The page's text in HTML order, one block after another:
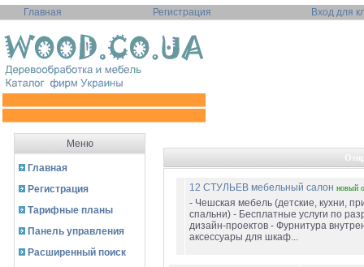
Главная Регистрация Вход для
Меню
Главная
Регистрация
Тарифные планы
Панель управления
Расширенный поиск
12 СТУЛЬЕВ мебельный салон новый
- Чешская мебель (детские, кухни,
спальни) - Бесплатные услуги по
дизайн-проектов - Фурнитура
аксессуары для шкаф...